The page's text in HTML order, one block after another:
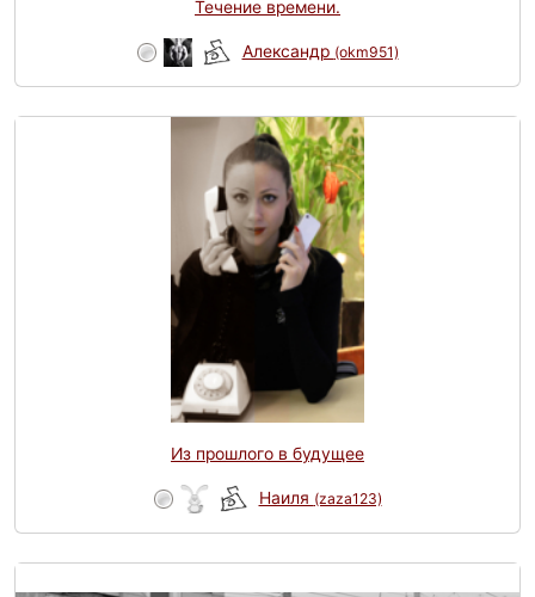
Течение времени.
Александр (okm951)
Из прошлого в будущее
Наиля (zaza123)